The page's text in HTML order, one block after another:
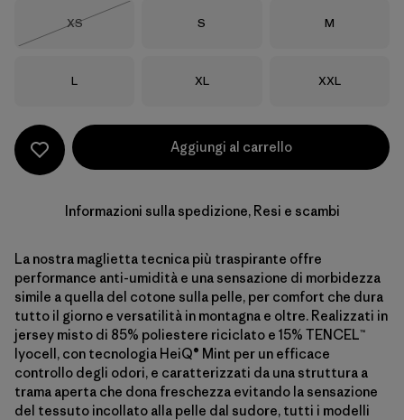
Taglia
XS
Taglia
S Taglia
M
Taglia
L Taglia
XL Taglia
XXL
Aggiungi al carrello
Informazioni sulla spedizione, Resi e scambi
La nostra maglietta tecnica più traspirante offre
performance anti-umidità e una sensazione di morbidezza
simile a quella del cotone sulla pelle, per comfort che dura
tutto il giorno e versatilità in montagna e oltre. Realizzati in
jersey misto di 85% poliestere riciclato e 15% TENCEL™
lyocell, con tecnologia HeiQ® Mint per un efficace
controllo degli odori, e caratterizzati da una struttura a
trama aperta che dona freschezza evitando la sensazione
del tessuto incollato alla pelle dal sudore, tutti i modelli